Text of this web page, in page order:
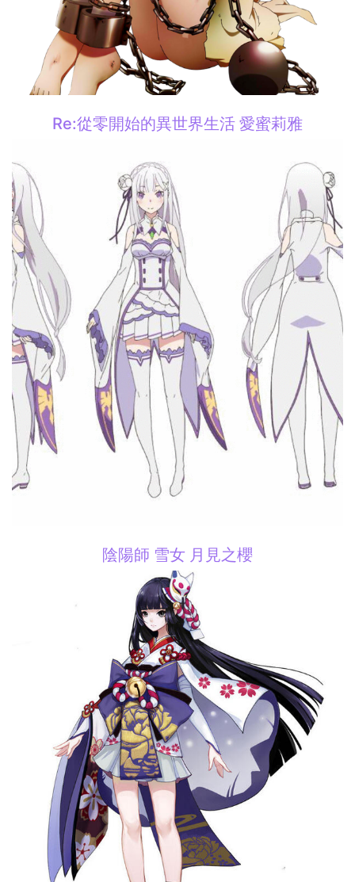
Re:從零開始的異世界生活 愛蜜莉雅
陰陽師 雪女 月見之櫻